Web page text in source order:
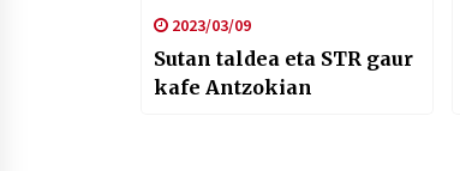
2023/03/09
Sutan taldea eta STR gaur
kafe Antzokian